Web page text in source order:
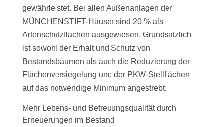
gewährleistet. Bei allen Außenanlagen der
MÜNCHENSTIFT-Häuser sind 20 % als
Artenschutzflächen ausgewiesen. Grundsätzlich
ist sowohl der Erhalt und Schutz von
Bestandsbäumen als auch die Reduzierung der
Flächenversiegelung und der PKW-Stellflächen
auf das notwendige Minimum angestrebt.
Mehr Lebens- und Betreuungsqualität durch
Erneuerungen im Bestand